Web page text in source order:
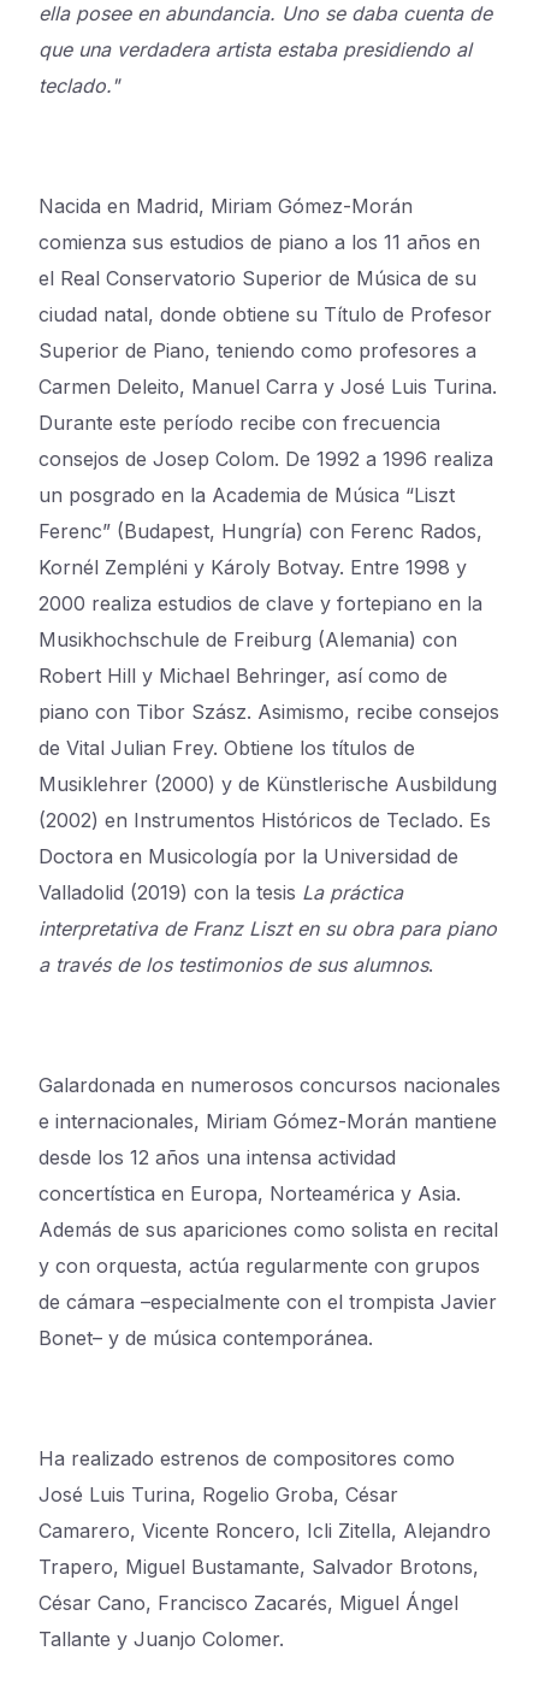
ella posee en abundancia. Uno se daba cuenta de
que una verdadera artista estaba presidiendo al
teclado."
Nacida en Madrid, Miriam Gómez-Morán
comienza sus estudios de piano a los 11 años en
el Real Conservatorio Superior de Música de su
ciudad natal, donde obtiene su Título de Profesor
Superior de Piano, teniendo como profesores a
Carmen Deleito, Manuel Carra y José Luis Turina.
Durante este período recibe con frecuencia
consejos de Josep Colom. De 1992 a 1996 realiza
un posgrado en la Academia de Música “Liszt
Ferenc” (Budapest, Hungría) con Ferenc Rados,
Kornél Zempléni y Károly Botvay. Entre 1998 y
2000 realiza estudios de clave y fortepiano en la
Musikhochschule de Freiburg (Alemania) con
Robert Hill y Michael Behringer, así como de
piano con Tibor Szász. Asimismo, recibe consejos
de Vital Julian Frey. Obtiene los títulos de
Musiklehrer (2000) y de Künstlerische Ausbildung
(2002) en Instrumentos Históricos de Teclado. Es
Doctora en Musicología por la Universidad de
Valladolid (2019) con la tesis La práctica
interpretativa de Franz Liszt en su obra para piano
a través de los testimonios de sus alumnos.
Galardonada en numerosos concursos nacionales
e internacionales, Miriam Gómez-Morán mantiene
desde los 12 años una intensa actividad
concertística en Europa, Norteamérica y Asia.
Además de sus apariciones como solista en recital
y con orquesta, actúa regularmente con grupos
de cámara –especialmente con el trompista Javier
Bonet– y de música contemporánea.
Ha realizado estrenos de compositores como
José Luis Turina, Rogelio Groba, César
Camarero, Vicente Roncero, Icli Zitella, Alejandro
Trapero, Miguel Bustamante, Salvador Brotons,
César Cano, Francisco Zacarés, Miguel Ángel
Tallante y Juanjo Colomer.